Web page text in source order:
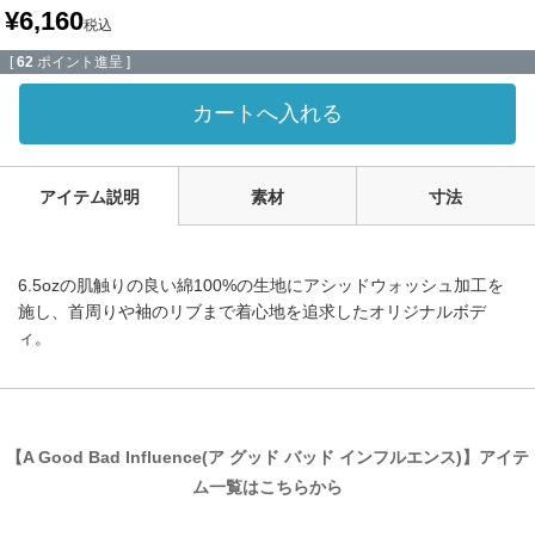
¥6,160税込
[ 62 ポイント進呈 ]
カートへ入れる
アイテム説明 素材 寸法
6.5ozの肌触りの良い綿100%の生地にアシッドウォッシュ加工を
施し、首周りや袖のリブまで着心地を追求したオリジナルボデ
ィ。
【A Good Bad Influence(ア グッド バッド インフルエンス)】アイテ
ム一覧はこちらから